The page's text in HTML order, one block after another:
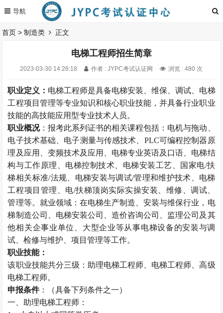
首页 >制造类 正文
电梯工程师招生简章
2023-03-30 14:26:18 作者 : JYPC考试认证网 浏览 : 480 次
职业定义： 电梯工程师是具备电梯安装、维保、调试、电梯
工程项目管理等专业知识和核心职业技能，并具备行业职业
技能的高技能应用型专业技术人员。
职业概况：报考此系列证书的相关课程包括：电机与拖动、
电子技术基础、电子测量与传感技术、PLC可编程控制器原
理及应用、变频技术及应用、电梯专业英语及口语、电梯结
构与工作原理、电梯控制技术、电梯安装工艺、国家电/扶
梯相关标准/法规、电梯安装与调试/管理和维护技术、电梯
工程项目管理、电/扶梯顶岗实际实操安装、维修、调试、
管理等。就业领域：在电梯生产制造、安装与维保行业，电
梯制造公司、电梯安装公司、造价咨询公司、监理公司及其
他相关企事业单位、大型企业等从事电梯设备的安装与调
试、检修与维护、项目管理等工作。
职业技能：
该职业技能共分三级：助理电梯工程师、电梯工程师、高级
电梯工程师。
申报条件：（具备下列条件之一）
一、助理电梯工程师：